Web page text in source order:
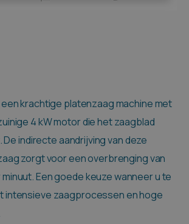
een krachtige platenzaag machine met
4 kW motor die het zaagblad
indirecte aandrijving van deze
zorgt voor een overbrenging van
Een goede keuze wanneer u te
intensieve zaagprocessen en hoge